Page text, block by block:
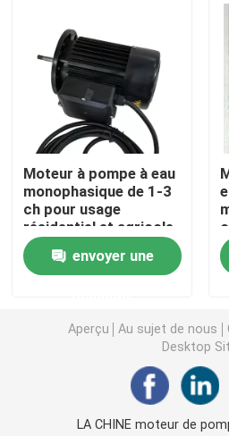
Moteur électrique de pompe
Moteur de vitesse de C.C à
Moteur industriel de 3
Moteur de ventilateur de
Fan centrifuge de ventilateur
Condensateur de moteur
Moteur balayé à un aimant
Moteur à pompe à eau
monophasique de 1-3
ch pour usage
résidentiel et agricole
envoyer une
Aperçu Au sujet de nous
Desktop
LA CHINE moteur de